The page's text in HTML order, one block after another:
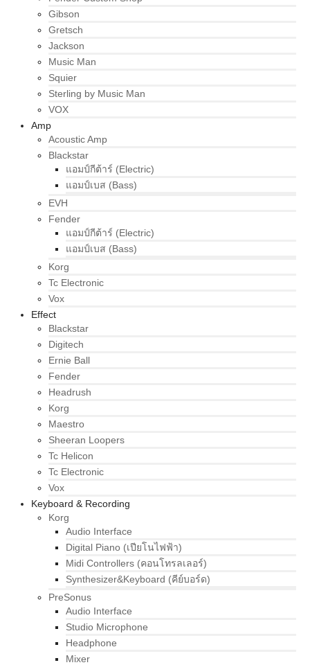
Gibson
Gretsch
Jackson
Music Man
Squier
Sterling by Music Man
VOX
Amp
Acoustic Amp
Blackstar
แอมป์กีต้าร์ (Electric)
แอมป์เบส (Bass)
EVH
Fender
แอมป์กีต้าร์ (Electric)
แอมป์เบส (Bass)
Korg
Tc Electronic
Vox
Effect
Blackstar
Digitech
Ernie Ball
Fender
Headrush
Korg
Maestro
Sheeran Loopers
Tc Helicon
Tc Electronic
Vox
Keyboard & Recording
Korg
Audio Interface
Digital Piano (เปียโนไฟฟ้า)
Midi Controllers (คอนโทรลเลอร์)
Synthesizer&Keyboard (คีย์บอร์ด)
PreSonus
Audio Interface
Studio Microphone
Headphone
Mixer